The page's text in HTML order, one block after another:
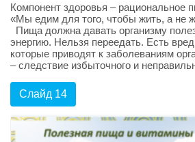
Компонент здоровья – рациональное
«Мы едим для того, чтобы жить, а не
Пища должна давать организму
энергию. Нельзя переедать. Есть
которые приводят к заболеваниям
– следствие избыточного и
Слайд 14